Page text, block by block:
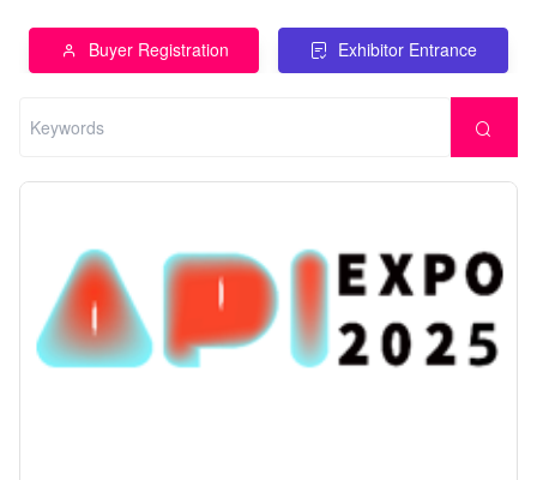
Buyer Registration Exhibitor Entrance